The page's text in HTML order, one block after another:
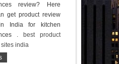
review? Here
get product review
India for kitchen
.
best product
india